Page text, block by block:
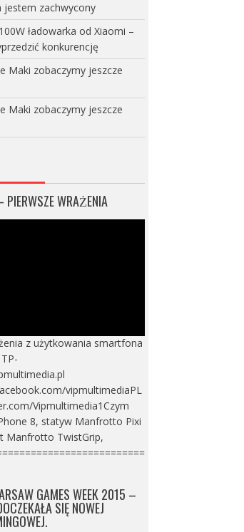
jestem zachwycony
100W ładowarka od Xiaomi –
konkurencję
Maki zobaczymy jeszcze
Maki zobaczymy jeszcze
WRAŻENIA
z użytkowania smartfona
vipmultimediaPL
Vipmultimedia1Czym
8, statyw Manfrotto Pixi
Manfrotto TwistGrip,
GAMES WEEK 2015 –
SIĘ NOWEJ